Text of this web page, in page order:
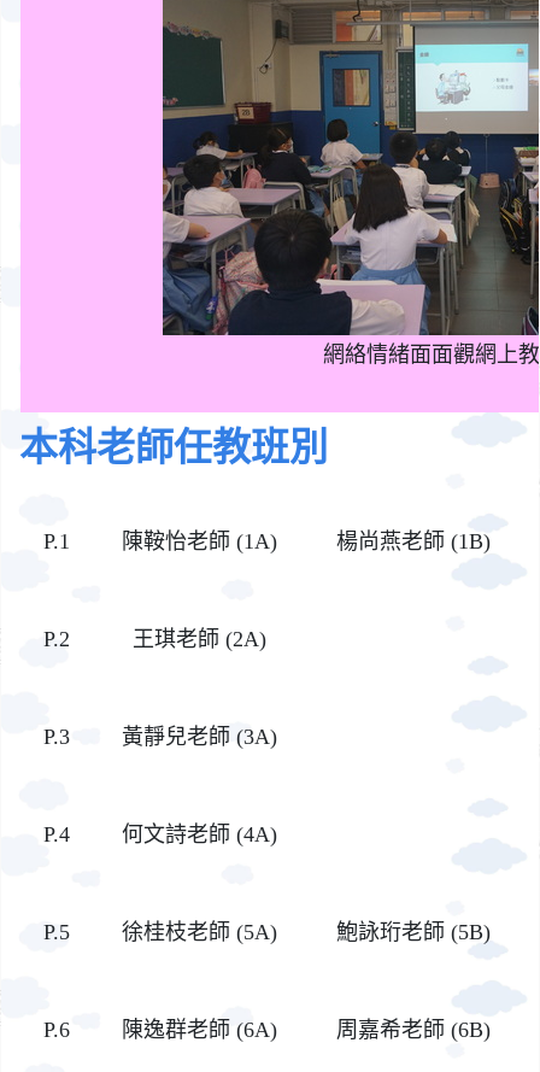
網絡情緒面面觀網上
本科老師任教班別
P.1 陳鞍怡老師 (1A) 楊尚燕老師 (1B)
P.2 王琪老師 (2A)
P.3 黃靜兒老師 (3A)
P.4 何文詩老師 (4A)
P.5 徐桂枝老師 (5A) 鮑詠珩老師 (5B)
P.6 陳逸群老師 (6A) 周嘉希老師 (6B)